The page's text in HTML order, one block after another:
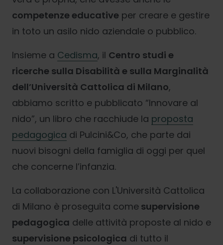
competenze educative per creare e gestire
in toto un asilo nido aziendale o pubblico.
Insieme a Cedisma, il Centro studi e
ricerche sulla Disabilità e sulla Marginalità
dell’Università Cattolica di Milano,
abbiamo scritto e pubblicato “Innovare al
nido”, un libro che racchiude la proposta
pedagogica di Pulcini&Co, che parte dai
nuovi bisogni della famiglia di oggi per quel
che concerne l’infanzia.
La collaborazione con L'Università Cattolica
di Milano è proseguita come supervisione
pedagogica delle attività proposte al nido e
supervisione psicologica di tutto il